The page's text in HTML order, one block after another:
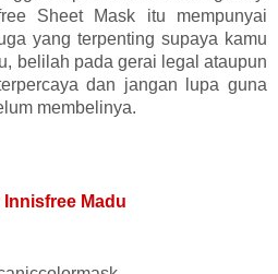
Sheet Mask itu mempunyai
yang terpenting supaya kamu
belilah pada gerai legal ataupun
dan jangan lupa guna
membelinya.
Madu